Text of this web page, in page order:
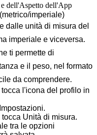
dell'Aspetto dell'App
imperiale)
dalle unità di misura del
imperiale e viceversa.
ti permette di
e il peso, nel formato
da comprendere.
l'icona del profilo in
Impostazioni.
tocca Unità di misura.
tra le opzioni